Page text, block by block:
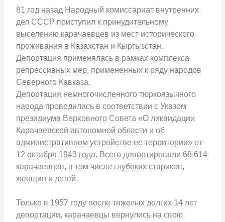
81 год назад Народный комиссариат внутренних
дел СССР приступил к принудительному
выселению карачаевцев из мест исторического
проживания в Казахстан и Кыргызстан.
Депортация применялась в рамках комплекса
репрессивных мер, примененных к ряду народов
Северного Кавказа.
Депортация немногочисленного тюркоязычного
народа проводилась в соответствии с Указом
президиума Верховного Совета «О ликвидации
Карачаевской автономной области и об
административном устройстве ее территории» от
12 октября 1943 года. Всего депортировали 68 614
карачаевцев, в том числе глубоких стариков,
женщин и детей.
Только в 1957 году после тяжелых долгих 14 лет
депортации, карачаевцы вернулись на свою